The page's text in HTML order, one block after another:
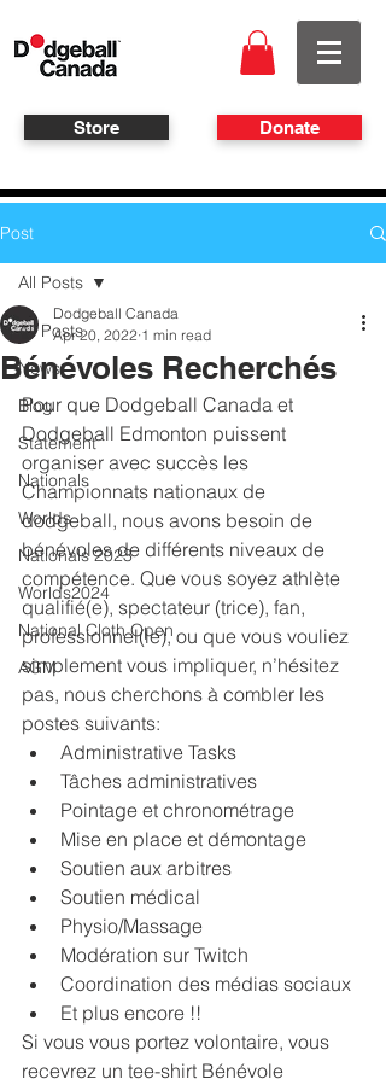
Store Donate
Post
All Posts
News
Blog
Statement
Nationals
Worlds
Nationals 2023
Worlds2024
National Cloth Open
AGM
All Posts
Bénévoles Recherchés
Dodgeball Canada
Apr 20, 2022 1 min read
Pour que Dodgeball Canada et
Dodgeball Edmonton puissent
organiser avec succès les
Championnats nationaux de
dodgeball, nous avons besoin de
bénévoles de différents niveaux de
compétence. Que vous soyez athlète
qualifié(e), spectateur (trice), fan,
professionnel(le), ou que vous vouliez
simplement vous impliquer, n’hésitez
pas, nous cherchons à combler les
postes suivants:
Administrative Tasks
Tâches administratives
Pointage et chronométrage
Mise en place et démontage
Soutien aux arbitres
Soutien médical
Physio/Massage
Modération sur Twitch
Coordination des médias sociaux
Et plus encore !!
Si vous vous portez volontaire, vous
recevrez un tee-shirt Bénévole